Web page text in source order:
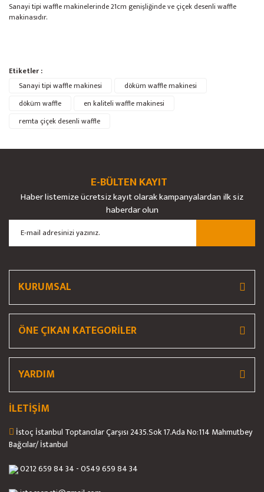
Sanayi tipi waffle makinelerinde 21cm genişliğinde ve çiçek desenli waffle
makinasıdır.
Bu ürüne ilk yorumu siz yapın!
Ürün hakkında henüz soru sorulmamış.
Bu ürünün fiyat bilgisi, resim, ürün açıklamalarında ve diğer konularda
yetersiz gördüğünüz noktaları öneri formunu kullanarak tarafımıza
iletebilirsiniz.
Görüş ve önerileriniz için teşekkür ederiz.
Ürün açıklamasında eksik bilgiler bulunuyor.
Ürün fiyatı diğer sitelerden daha pahalı.
Bu ürüne benzer farklı alternatifler olmalı.
Etiketler :
Sanayi tipi waffle makinesi
döküm waffle makinesi
döküm waffle
en kaliteli waffle makinesi
remta çiçek desenli waffle
E-BÜLTEN KAYIT
Haber listemize ücretsiz kayıt olarak kampanyalardan ilk siz
haberdar olun
KURUMSAL
ÖNE ÇIKAN KATEGORİLER
YARDIM
İLETİŞİM
İstoç İstanbul Toptancılar Çarşısı 2435.Sok 17.Ada No:114 Mahmutbey
Bağcılar/ İstanbul
0212 659 84 34 - 0549 659 84 34